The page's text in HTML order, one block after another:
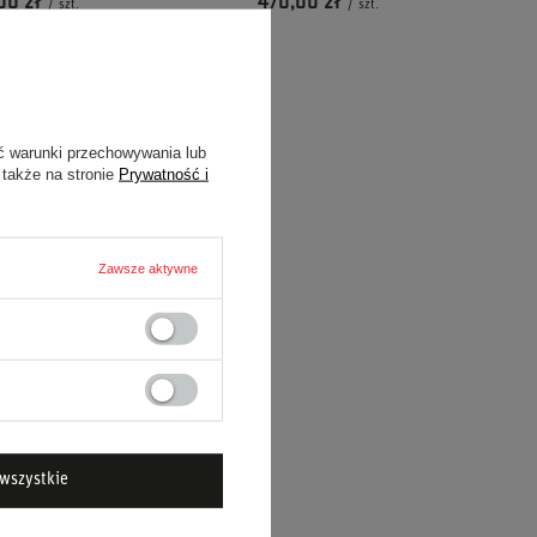
/ szt. / szt.
SPARCO DLA
zł / szt.
warunki przechowywania lub
na stronie Prywatność i
Zawsze aktywne